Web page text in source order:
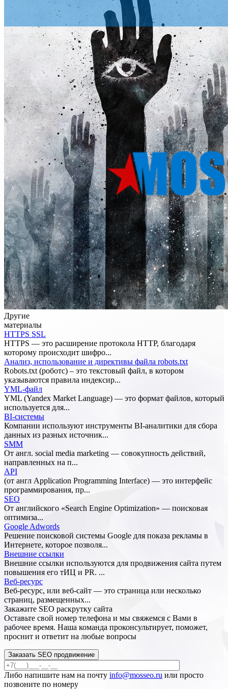
Другие
материалы
HTTPS SSL
HTTPS — это расширение протокола HTTP, благодаря
которому происходит шифро...
Анализ, использование и директивы файла robots.txt
Robots.txt (роботс) – это текстовый файл, в котором
указываются правила индексир...
YML-файл
YML (Yandex Market Language) — это формат файлов, который
используется для...
BI-системы
Компании используют инструменты BI-аналитики для сбора
данных из разных источник...
SMM
От англ. social media marketing — совокупность действий,
направленных на п...
API
(от англ Application Programming Interface) — это интерфейс
программирования, пр...
SEO
От английского «Search Engine Optimization» — поисковая
оптимиза...
Google Adwords
Решение поисковой системы Google для показа рекламы в
Интернете, которое позволя...
Внешние ссылки
Внешние ссылки используются для продвижения сайта путем
повышения его тИЦ и PR. ...
Веб-ресурс
Веб-ресурс, или веб-сайт — это страница или несколько
страниц, размещенных...
Закажите SEO раскрутку сайта
Оставьте свой номер телефона и мы свяжемся с Вами в
рабочее время. Наша команда проконсультирует, поможет,
проснит и ответит на любые вопросы
Заказать SEO продвижение
Либо напишите нам на почту info@mosseo.ru или просто
позвоните по номеру